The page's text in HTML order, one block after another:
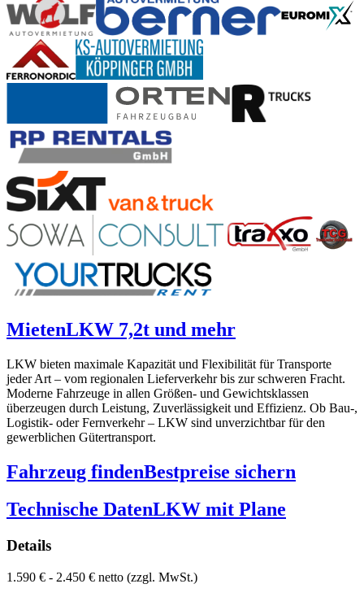
MietenLKW 7,2t und mehr
LKW bieten maximale Kapazität und Flexibilität für Transporte
jeder Art – vom regionalen Lieferverkehr bis zur schweren Fracht.
Moderne Fahrzeuge in allen Größen- und Gewichtsklassen
überzeugen durch Leistung, Zuverlässigkeit und Effizienz. Ob Bau-,
Logistik- oder Fernverkehr – LKW sind unverzichtbar für den
gewerblichen Gütertransport.
Fahrzeug findenBestpreise sichern
Technische DatenLKW mit Plane
Details
1.590 € - 2.450 € netto (zzgl. MwSt.)